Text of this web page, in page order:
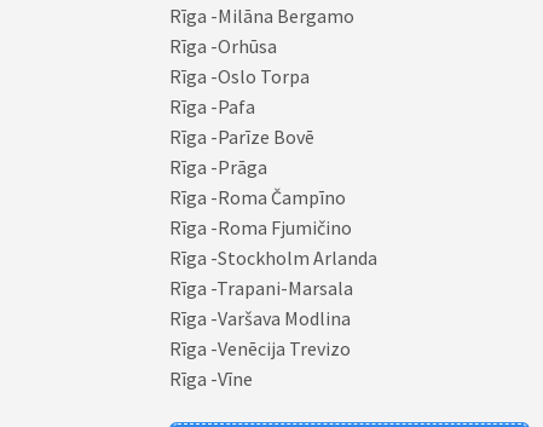
Rīga -Milāna Bergamo
Rīga -Orhūsa
Rīga -Oslo Torpa
Rīga -Pafa
Rīga -Parīze Bovē
Rīga -Prāga
Rīga -Roma Čampīno
Rīga -Roma Fjumičino
Rīga -Stockholm Arlanda
Rīga -Trapani-Marsala
Rīga -Varšava Modlina
Rīga -Venēcija Trevizo
Rīga -Vīne